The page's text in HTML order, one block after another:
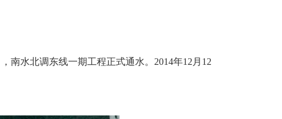
水北调东线一期工程正式通水。2014年12月12